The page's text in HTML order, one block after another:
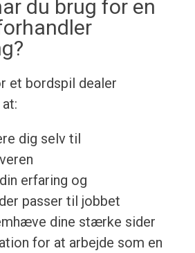
du brug for en
et bordspil dealer
dig selv til
erfaring og
passer til jobbet
dine stærke sider
for at arbejde som en